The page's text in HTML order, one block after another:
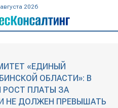
2026
«ЕДИНЫЙ
ОБЛАСТИ»: В
РОСТ ПЛАТЫ ЗА
НЕ ДОЛЖЕН ПРЕВЫШАТЬ